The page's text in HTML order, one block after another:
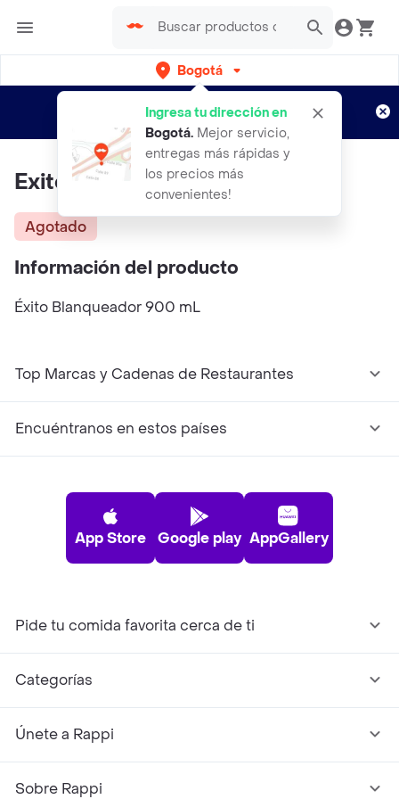
Bogotá
Ingresa tu dirección en
Bogotá. Mejor servicio,
entregas más rápidas y
los precios más
convenientes!
envíos gratis por semanas
Aplican TyC
Exito Blanqueador
Agotado
Información del producto
Éxito Blanqueador 900 mL
Top Marcas y Cadenas de Restaurantes
Encuéntranos en estos países
App Store Google play AppGallery
Pide tu comida favorita cerca de ti
Categorías
Únete a Rappi
Sobre Rappi